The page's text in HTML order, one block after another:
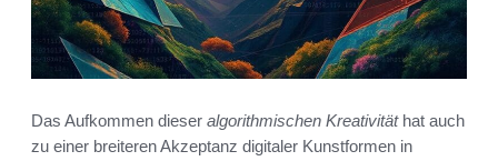
Das Aufkommen dieser algorithmischen Kreativitäthat auch
zu einer breiteren Akzeptanz digitaler Kunstformen in